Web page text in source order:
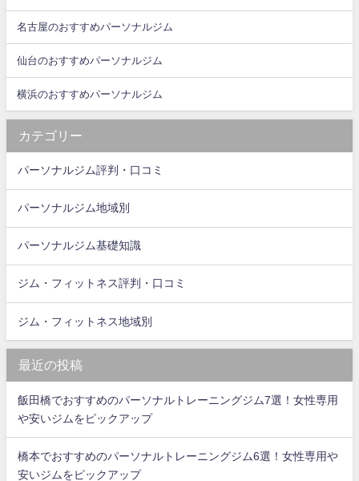
名古屋のおすすめパーソナルジム
仙台のおすすめパーソナルジム
横浜のおすすめパーソナルジム
カテゴリー
パーソナルジム評判・口コミ
パーソナルジム地域別
パーソナルジム基礎知識
ジム・フィットネス評判・口コミ
ジム・フィットネス地域別
最近の投稿
飯田橋でおすすめのパーソナルトレーニングジム7選！女性専用
や安いジムをピックアップ
橋本でおすすめのパーソナルトレーニングジム6選！女性専用や
安いジムをピックアップ